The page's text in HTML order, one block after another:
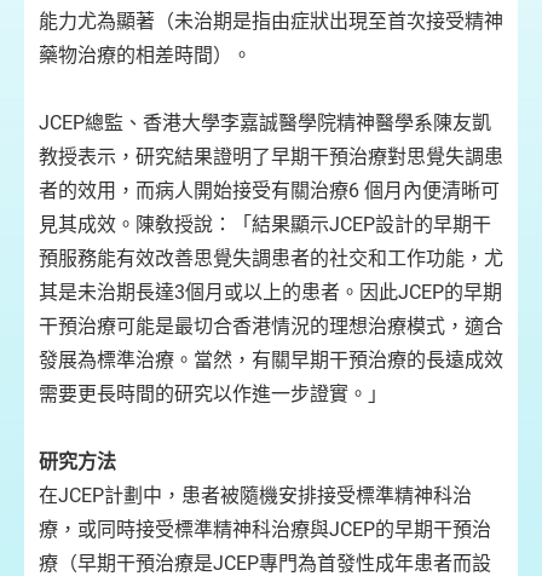
能力尤為顯著（未治期是指由症狀出現至首次接受精神
藥物治療的相差時間）。
JCEP總監、香港大學李嘉誠醫學院精神醫學系陳友凱
教授表示，研究結果證明了早期干預治療對思覺失調患
者的效用，而病人開始接受有關治療6 個月內便清晰可
見其成效。陳敎授說：「結果顯示JCEP設計的早期干
預服務能有效改善思覺失調患者的社交和工作功能，尤
其是未治期長達3個月或以上的患者。因此JCEP的早期
干預治療可能是最切合香港情況的理想治療模式，適合
發展為標準治療。當然，有關早期干預治療的長遠成效
需要更長時間的研究以作進一步證實。」
研究方法
在JCEP計劃中，患者被隨機安排接受標準精神科治
療，或同時接受標準精神科治療與JCEP的早期干預治
療（早期干預治療是JCEP專門為首發性成年患者而設